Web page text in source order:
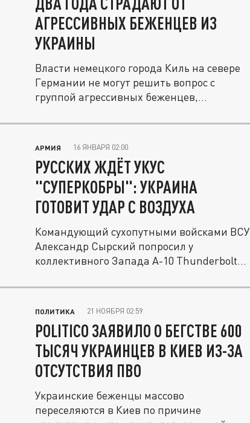
АГРЕССИВНЫХ БЕЖЕНЦЕВ ИЗ
УКРАИНЫ
Власти немецкого города Киль на севере
Германии не могут решить вопрос с
группой агрессивных беженцев,...
АРМИЯ 16 ЯНВАРЯ 02:00
РУССКИХ ЖДЁТ УКУС
"СУПЕРКОБРЫ": УКРАИНА
ГОТОВИТ УДАР С ВОЗДУХА
Командующий сухопутными войсками ВСУ
Александр Сырский попросил у
коллективного Запада A-10 Thunderbolt
ПОЛИТИКА 21 НОЯБРЯ 02:59
POLITICO ЗАЯВИЛО О БЕГСТВЕ 600
ТЫСЯЧ УКРАИНЦЕВ В КИЕВ ИЗ-ЗА
ОТСУТСТВИЯ ПВО
Украинские беженцы массово
переселяются в Киев по причине